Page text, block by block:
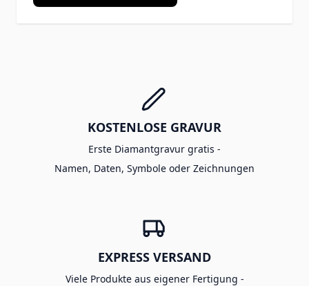
KOSTENLOSE GRAVUR
Erste Diamantgravur gratis -
Namen, Daten, Symbole oder Zeichnungen
EXPRESS VERSAND
Viele Produkte aus eigener Fertigung -